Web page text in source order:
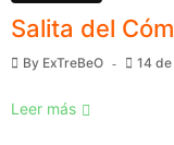
Salita del
By ExTreBeO 14
Leer más